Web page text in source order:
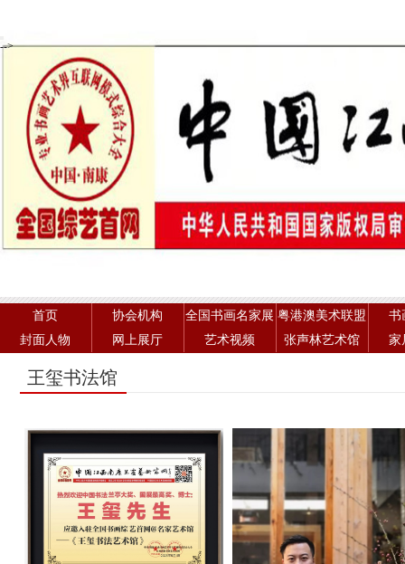
-->
首页 协会机构 全国书画名家展 粤港澳美术联盟
书
封面人物
网上展厅 艺术视频 张声林艺术馆 家
王玺书法馆